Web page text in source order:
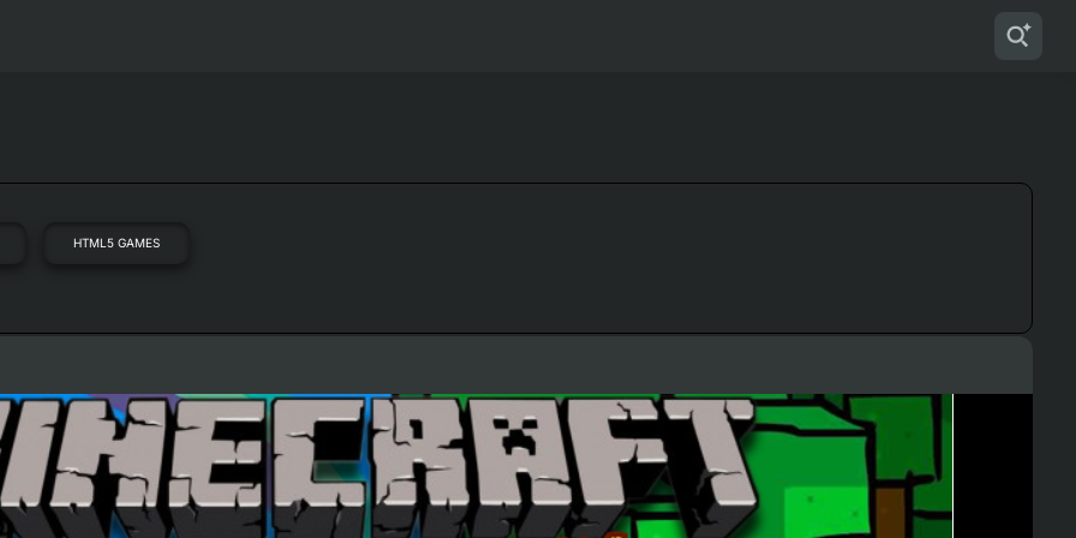
HTML5 GAMES